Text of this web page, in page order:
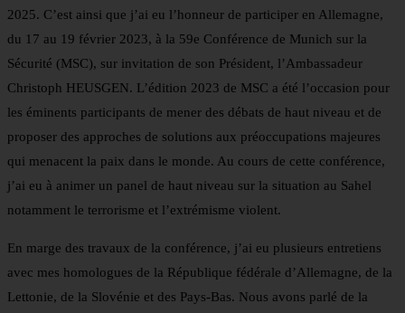
2025. C’est ainsi que j’ai eu l’honneur de participer en Allemagne,
du 17 au 19 février 2023, à la 59e Conférence de Munich sur la
Sécurité (MSC), sur invitation de son Président, l’Ambassadeur
Christoph HEUSGEN. L’édition 2023 de MSC a été l’occasion pour
les éminents participants de mener des débats de haut niveau et de
proposer des approches de solutions aux préoccupations majeures
qui menacent la paix dans le monde. Au cours de cette conférence,
j’ai eu à animer un panel de haut niveau sur la situation au Sahel
notamment le terrorisme et l’extrémisme violent.
En marge des travaux de la conférence, j’ai eu plusieurs entretiens
avec mes homologues de la République fédérale d’Allemagne, de la
Lettonie, de la Slovénie et des Pays-Bas. Nous avons parlé de la